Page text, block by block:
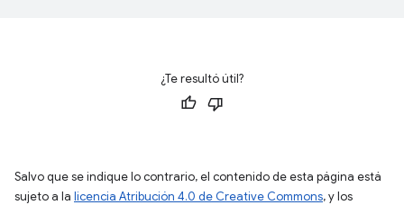
¿Te resultó útil?
Salvo que se indique lo contrario, el contenido de esta página está
sujeto a la licencia Atribución 4.0 de Creative Commons, y los